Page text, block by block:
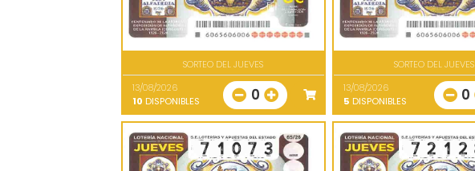
SORTEO DEL JUEVES
13/08/2026
10 DISPONIBLES 0
SORTEO DEL JUEVES
13/08/2026
5 DISPONIBLES 0